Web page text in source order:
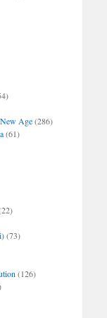
Age(286)
(61)
(73)
(126)